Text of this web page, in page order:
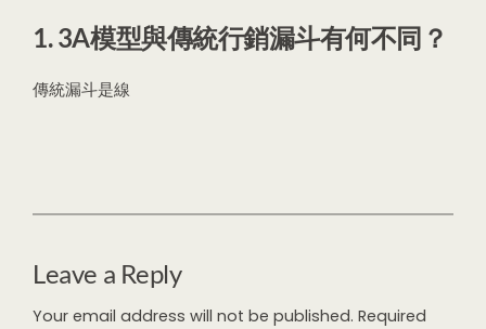
1. 3A模型與傳統行銷漏斗有何不同？
傳統漏斗是線
Leave a Reply
Your email address will not be published. Required